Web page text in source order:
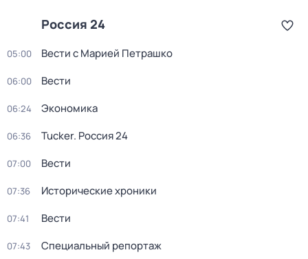
Россия 24
05:00 Вести с Марией Петрашко
06:00 Вести
06:24 Экономика
06:36 Tucker. Россия 24
07:00 Вести
07:36 Исторические хроники
07:41 Вести
07:43 Специальный репортаж